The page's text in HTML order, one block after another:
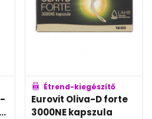
Étrend-kiegészítő
Eurovit Oliva-D forte
3000NE kapszula